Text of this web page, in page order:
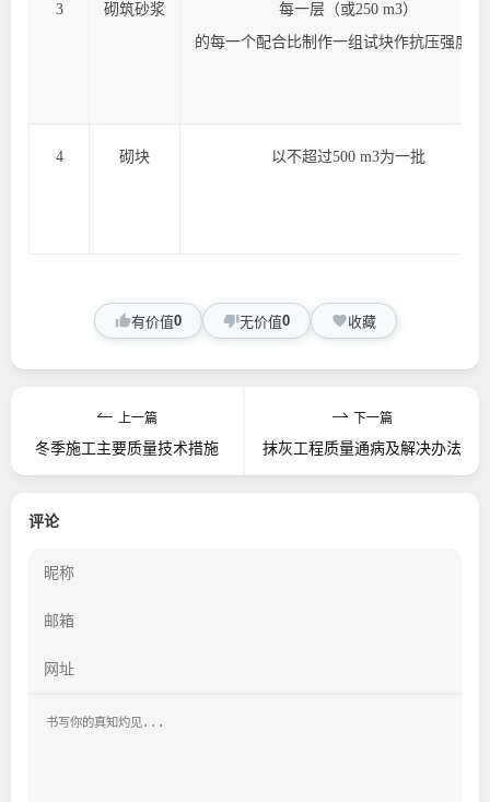
3 砌筑砂浆 每一层（或250 m3）
的每一个配合比制作一组试块作抗压强度检
4 砌块 以不超过500 m3为一批
有价值0 无价值0 收藏
上一篇
冬季施工主要质量技术措施
下一篇
抹灰工程质量通病及解决办法
评论